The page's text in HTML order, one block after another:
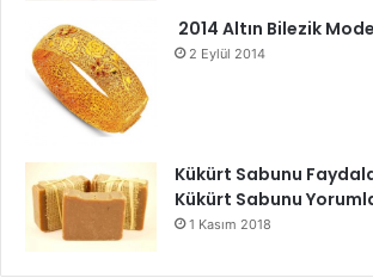
2014 Altın Bilezik
2 Eylül 2014
Kükürt Sabunu
Kükürt Sabunu
1 Kasım 2018